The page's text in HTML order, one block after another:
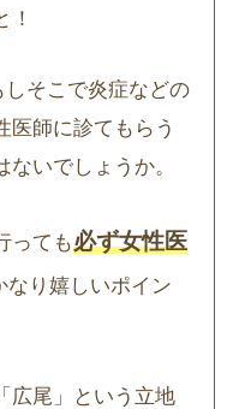
！
そこで炎症などの
医師に診てもらう
いでしょうか。
っても必ず女性医
なり嬉しいポイン
広尾」という立地